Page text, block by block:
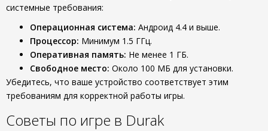
системные требования:
Операционная система: Андроид 4.4 и выше.
Процессор: Минимум 1.5 ГГц.
Оперативная память: Не менее 1 ГБ.
Свободное место: Около 100 МБ для установки.
Убедитесь, что ваше устройство соответствует этим
требованиям для корректной работы игры.
Советы по игре в Durak